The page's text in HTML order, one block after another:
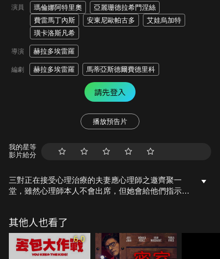
演員 瑪倫娜阿特里奧
亞麗珊德拉希門涅絲
費雷馬丁內斯
安東尼歐帕古多
艾娃烏加特
璜卡洛斯凡希
導演 赫拉多埃雷羅
編劇 赫拉多埃雷羅 馬蒂亞斯德爾費德里科
請先登入
播放預告片
我的星等
影片給分
三對正在接受心理治療的夫妻應心理師之邀齊聚一
堂，雖然心理師本人不會出席，但她會給他們指示，
題，隨著真相層層揭開，故事最終迎來一個意想不到
且震撼的結局。
其他人也看了
6.0